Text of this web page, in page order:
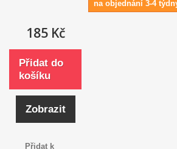
na objednání 3-4
185 Kč
Přidat do
košíku
Zobrazit
Přidat k